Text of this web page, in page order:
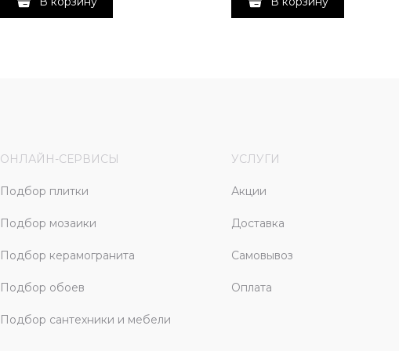
ОНЛАЙН-СЕРВИСЫ
Подбор плитки
Подбор мозаики
Подбор керамогранита
Подбор обоев
Подбор сантехники и мебели
УСЛУГИ
Акции
Доставка
Самовывоз
Оплата